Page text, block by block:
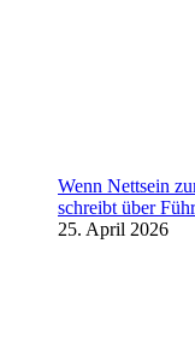
Wenn Nettsein
schreibt über
25. April 2026